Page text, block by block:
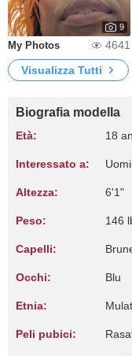
9
My Photos
4641
Visualizza Tutti
Biografia modella
Età: 18
Interessato a:
Altezza: 6'1"
Peso: 146
Capelli:
Occhi: Blu
Etnia:
Peli pubici: